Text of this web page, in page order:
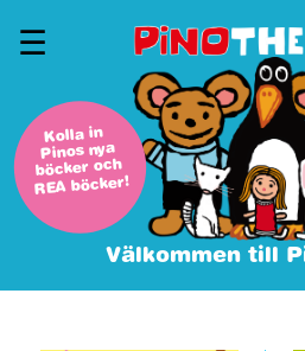
☰
Kolla in
Pinos nya
böcker och
REA böcker!
Välkommen till